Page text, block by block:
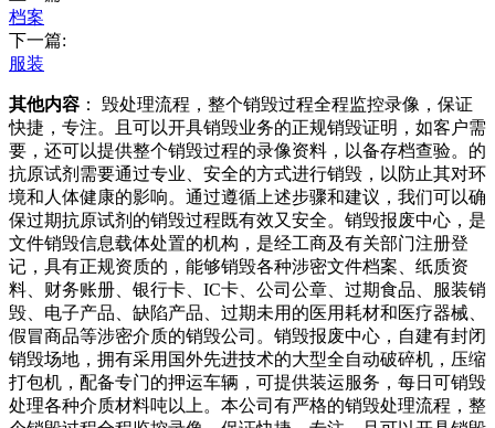
档案
下一篇:
服装
其他内容 ： 毁处理流程，整个销毁过程全程监控录像，保证
快捷，专注。且可以开具销毁业务的正规销毁证明，如客户需
要，还可以提供整个销毁过程的录像资料，以备存档查验。的
抗原试剂需要通过专业、安全的方式进行销毁，以防止其对环
境和人体健康的影响。通过遵循上述步骤和建议，我们可以确
保过期抗原试剂的销毁过程既有效又安全。销毁报废中心，是
文件销毁信息载体处置的机构，是经工商及有关部门注册登
记，具有正规资质的，能够销毁各种涉密文件档案、纸质资
料、财务账册、银行卡、IC卡、公司公章、过期食品、服装销
毁、电子产品、缺陷产品、过期未用的医用耗材和医疗器械、
假冒商品等涉密介质的销毁公司。销毁报废中心，自建有封闭
销毁场地，拥有采用国外先进技术的大型全自动破碎机，压缩
打包机，配备专门的押运车辆，可提供装运服务，每日可销毁
处理各种介质材料吨以上。本公司有严格的销毁处理流程，整